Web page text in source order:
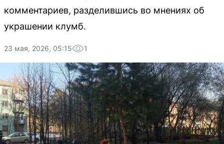
комментариев, разделившись во мнениях об
украшении клумб.
23 мая, 2026, 05:15 1